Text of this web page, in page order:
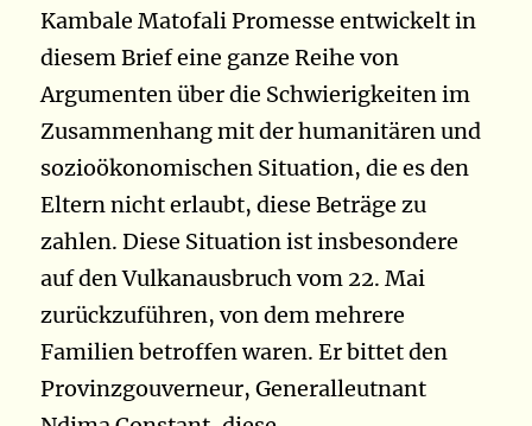
Kambale Matofali Promesse entwickelt in
diesem Brief eine ganze Reihe von
Argumenten über die Schwierigkeiten im
Zusammenhang mit der humanitären und
sozioökonomischen Situation, die es den
Eltern nicht erlaubt, diese Beträge zu
zahlen. Diese Situation ist insbesondere
auf den Vulkanausbruch vom 22. Mai
zurückzuführen, von dem mehrere
Familien betroffen waren. Er bittet den
Provinzgouverneur, Generalleutnant